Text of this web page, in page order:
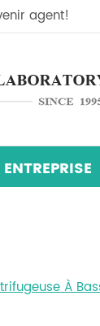
agent!
ENTREPRISE
À